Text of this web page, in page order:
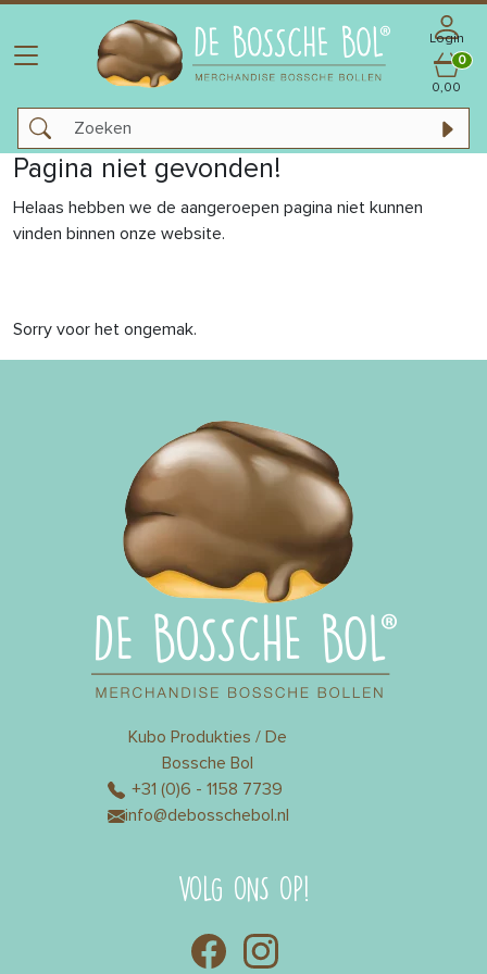
Login
0
0,00
Pagina niet gevonden!
Helaas hebben we de aangeroepen pagina niet kunnen
vinden binnen onze website.
Sorry voor het ongemak.
Kubo Produkties / De
Bossche Bol
+31 (0)6 - 1158 7739
info@debosschebol.nl
VOLG ONS OP!